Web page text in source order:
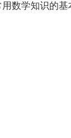
学知识的基